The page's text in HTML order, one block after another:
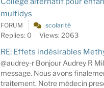
multidys
FORUM scolarité
Replies: 0 Views: 2063
RE: Effets indésirables
@audrey-r Bonjour Audrey R
message. Nous avons
traitement. Notre médecin